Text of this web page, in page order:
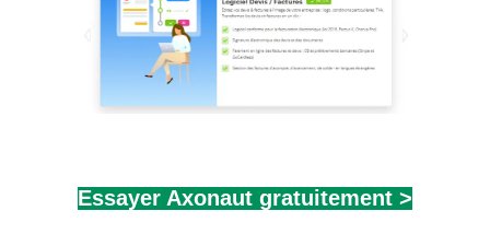
Essayer Axonaut gratuitement >